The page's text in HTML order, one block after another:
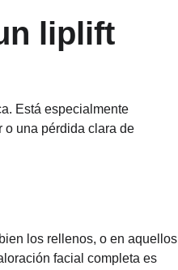
liplift
Está especialmente
o una pérdida clara de
los rellenos, o en aquellos
facial completa es